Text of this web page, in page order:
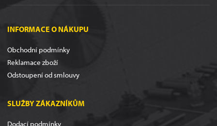
INFORMACE O NÁKUPU
Obchodní podmínky
Reklamace zboží
Odstoupení od smlouvy
SLUŽBY ZÁKAZNÍKŮM
Dodací podmínky